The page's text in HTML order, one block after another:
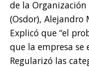
de la Organización
(Osdor), Alejandro
Explicó que “el
que la empresa
Regularizó las